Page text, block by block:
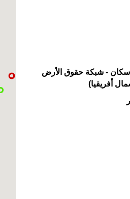
- شبكة حقوق الأرض
أفريقيا)